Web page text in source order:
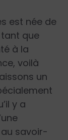
est née de
tant que
à la
voilà
un
y a
savoir-